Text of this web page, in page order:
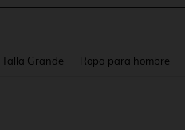
Talla Grande Ropa para hombre